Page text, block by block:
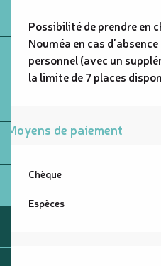
Possibilité de prendre en
Nouméa en cas
personnel (avec un
la limite de 7 places
Moyens de paiement
Chèque
Espèces